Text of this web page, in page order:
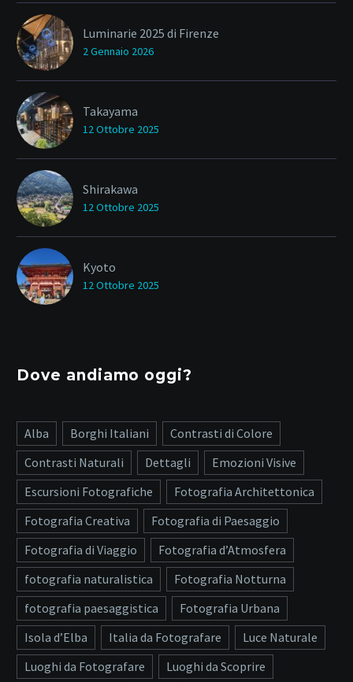
Luminarie 2025 di Firenze
2 Gennaio 2026
Takayama
12 Ottobre 2025
Shirakawa
12 Ottobre 2025
Kyoto
12 Ottobre 2025
Dove andiamo oggi?
Alba Borghi Italiani
Contrasti di Colore
Contrasti Naturali
Dettagli
Emozioni Visive
Escursioni Fotografiche
Fotografia Architettonica
Fotografia Creativa
Fotografia di Paesaggio
Fotografia di Viaggio
Fotografia d’Atmosfera
fotografia naturalistica
Fotografia Notturna
fotografia paesaggistica
Fotografia Urbana
Isola d’Elba
Italia da Fotografare
Luce Naturale
Luoghi da Fotografare
Luoghi da Scoprire